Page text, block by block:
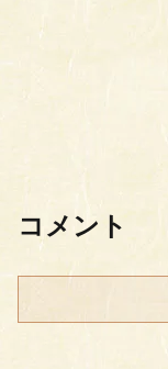
コメント